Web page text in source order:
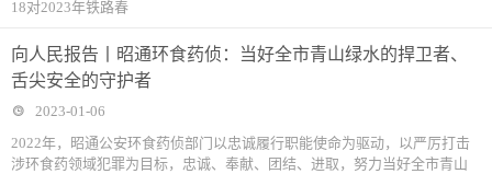
18对2023年铁路春
向人民报告丨昭通环食药侦：当好全市青山绿水的捍卫者、
舌尖安全的守护者
2023-01-06
2022年，昭通公安环食药侦部门以忠诚履行职能使命为驱动，以严厉打击
涉环食药领域犯罪为目标，忠诚、奉献、团结、进取，努力当好全市青山